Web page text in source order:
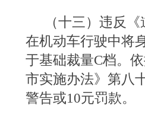
（十三）违反
在机动车行驶中将
于基础裁量C档。
市实施办法》第八
警告或10元罚款。